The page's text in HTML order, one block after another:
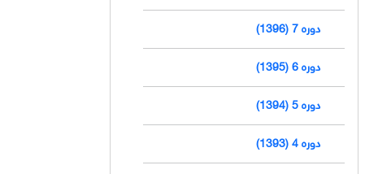
دوره 7 (1396)
دوره 6 (1395)
دوره 5 (1394)
دوره 4 (1393)